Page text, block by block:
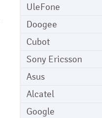
UleFone
Doogee
Cubot
Sony Ericsson
Asus
Alcatel
Google